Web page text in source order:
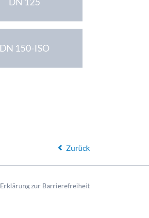
DN 150-ISO
Zurück
Erklärung zur Barrierefreiheit